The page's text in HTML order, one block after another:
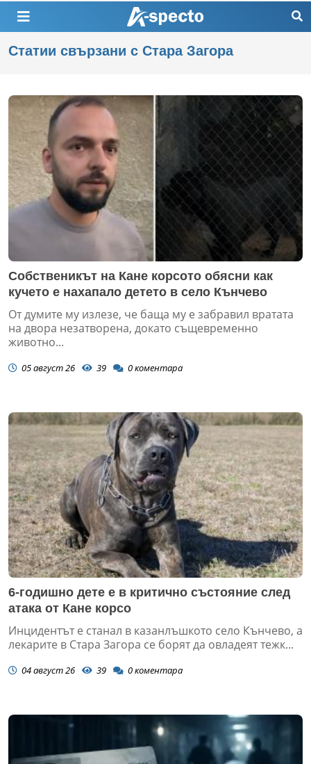
Статии свързани с Стара Загора
Собственикът на Кане корсото обясни как
кучето е нахапало детето в село Кънчево
От думите му излезе, че баща му е забравил вратата
на двора незатворена, докато същевременно
животно...
05 август 26 39 0коментара
6-годишно дете е в критично състояние след
атака от Кане корсо
Инцидентът е станал в казанлъшкото село Кънчево, а
лекарите в Стара Загора се борят да овладеят тежк...
04 август 26 39 0коментара